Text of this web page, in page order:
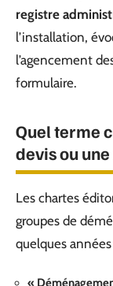
registre
l’installation,
l’agencement
formulaire.
Quel terme
devis ou
Les chartes
groupes de
quelques
«